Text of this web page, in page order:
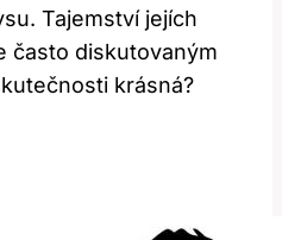
Tajemství jejích
často diskutovaným
krásná?